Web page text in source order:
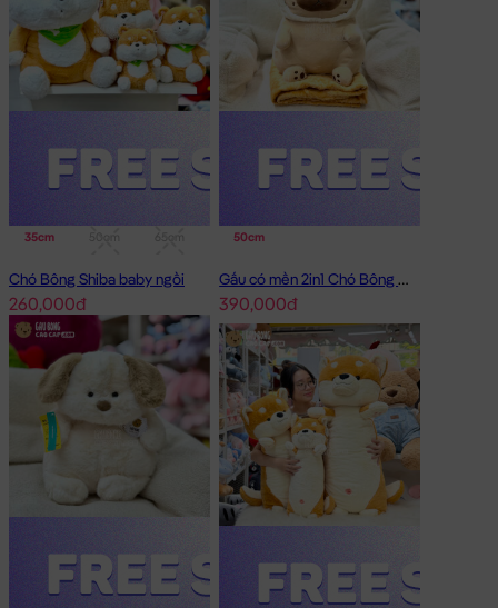
35cm 95cm
Chó Bông Shiba baby ngồi
260,000đ
50cm
Gấu có mền 2in1 Chó Bông Mặt Xệ Đội Gà
390,000đ